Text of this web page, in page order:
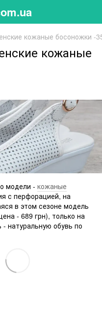
кожаные босоножки -
кожаные
модели - кожаные
с перфорацией, на
в этом сезоне модель
- 689 грн), только на
натуральную обувь по